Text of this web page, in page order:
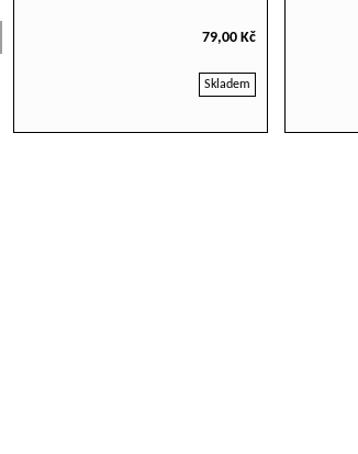
79,00 Kč
Skladem